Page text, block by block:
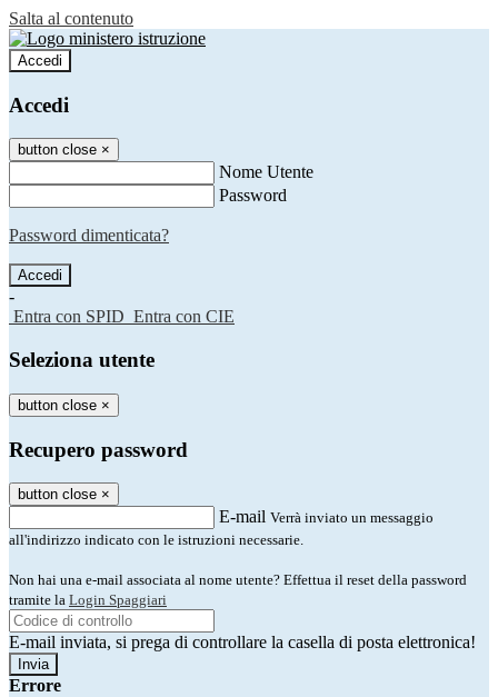
Salta al contenuto
Accedi
Accedi
button close ×
Nome Utente
Password
Password dimenticata?
-
Entra con SPID Entra con CIE
Seleziona utente
button close ×
Recupero password
button close ×
E-mail Verrà inviato un messaggio
all'indirizzo indicato con le istruzioni necessarie.
Non hai una e-mail associata al nome utente? Effettua il reset della password
tramite la Login Spaggiari
E-mail inviata, si prega di controllare la casella di posta elettronica!
Errore